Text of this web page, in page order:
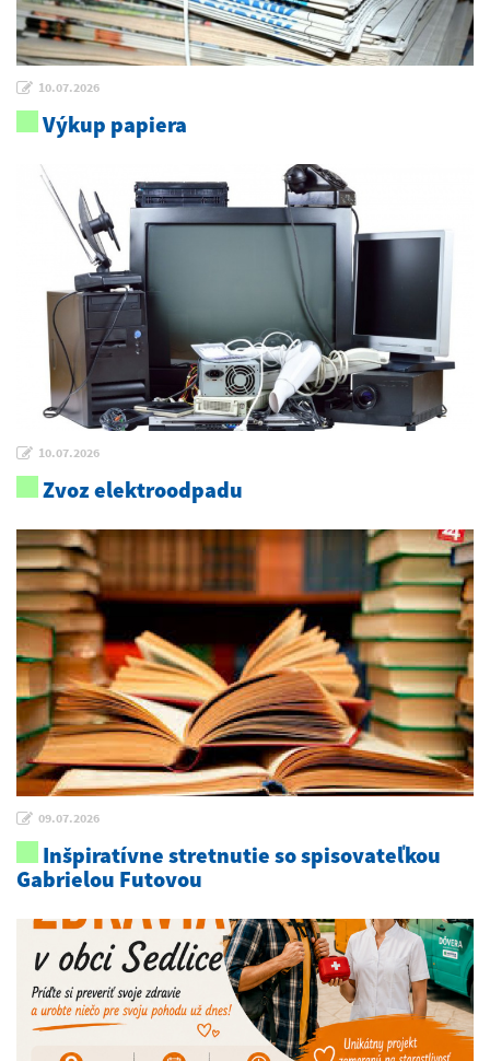
10.07.2026
Výkup papiera
10.07.2026
Zvoz elektroodpadu
09.07.2026
Inšpiratívne stretnutie so spisovateľkou
Gabrielou Futovou